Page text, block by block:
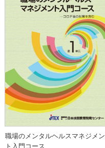
職場のメンタルヘルスマネジメン
ト入門コース